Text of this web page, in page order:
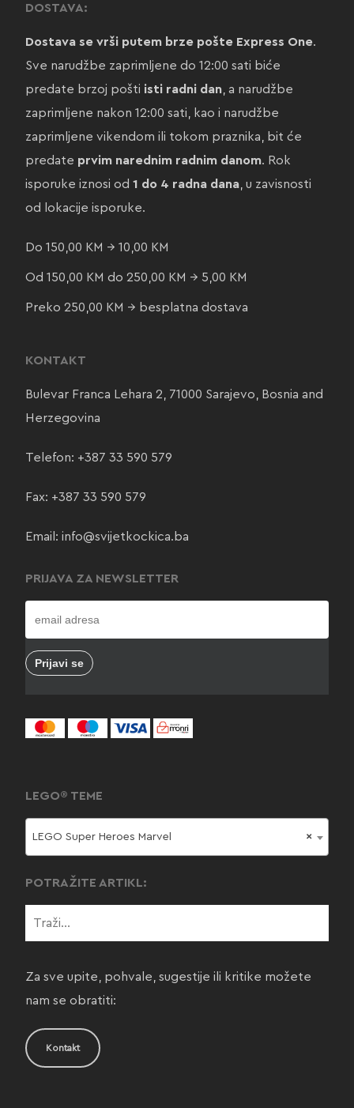
DOSTAVA:
Dostava se vrši putem brze pošte Express One.
Sve narudžbe zaprimljene do 12:00 sati biće
predate brzoj pošti isti radni dan, a narudžbe
zaprimljene nakon 12:00 sati, kao i narudžbe
zaprimljene vikendom ili tokom praznika, bit će
predate prvim narednim radnim danom. Rok
isporuke iznosi od 1 do 4 radna dana, u zavisnosti
od lokacije isporuke.
Do 150,00 KM → 10,00 KM
Od 150,00 KM do 250,00 KM → 5,00 KM
Preko 250,00 KM → besplatna dostava
KONTAKT
Bulevar Franca Lehara 2, 71000 Sarajevo, Bosnia and
Herzegovina
Telefon: +387 33 590 579
Fax: +387 33 590 579
Email: info@svijetkockica.ba
PRIJAVA ZA NEWSLETTER
LEGO® TEME
×
LEGO Super Heroes Marvel
POTRAŽITE ARTIKL:
Za sve upite, pohvale, sugestije ili kritike možete
nam se obratiti:
Kontakt